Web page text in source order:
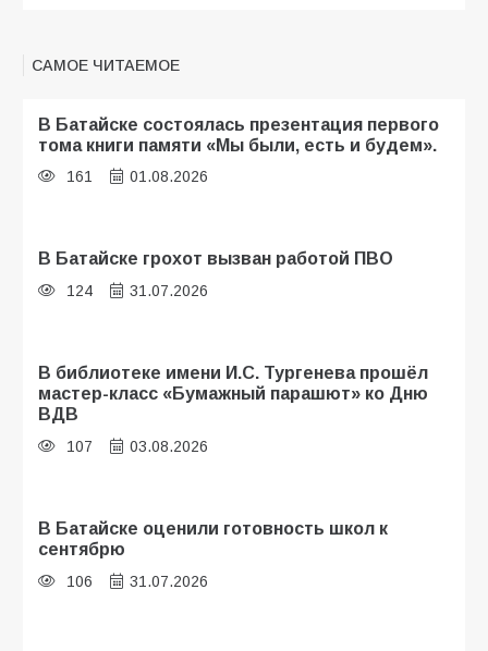
САМОЕ ЧИТАЕМОЕ
В Батайске состоялась презентация первого
тома книги памяти «Мы были, есть и будем».
161 01.08.2026
В Батайске грохот вызван работой ПВО
124 31.07.2026
В библиотеке имени И.С. Тургенева прошёл
мастер-класс «Бумажный парашют» ко Дню
ВДВ
107 03.08.2026
В Батайске оценили готовность школ к
сентябрю
106 31.07.2026